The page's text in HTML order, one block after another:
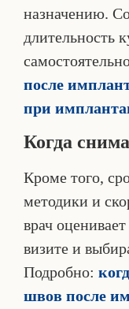
назначению.
длительность
после
при
Когда
Кроме того,
методики и
врач
визите и
Подробно:
швов после